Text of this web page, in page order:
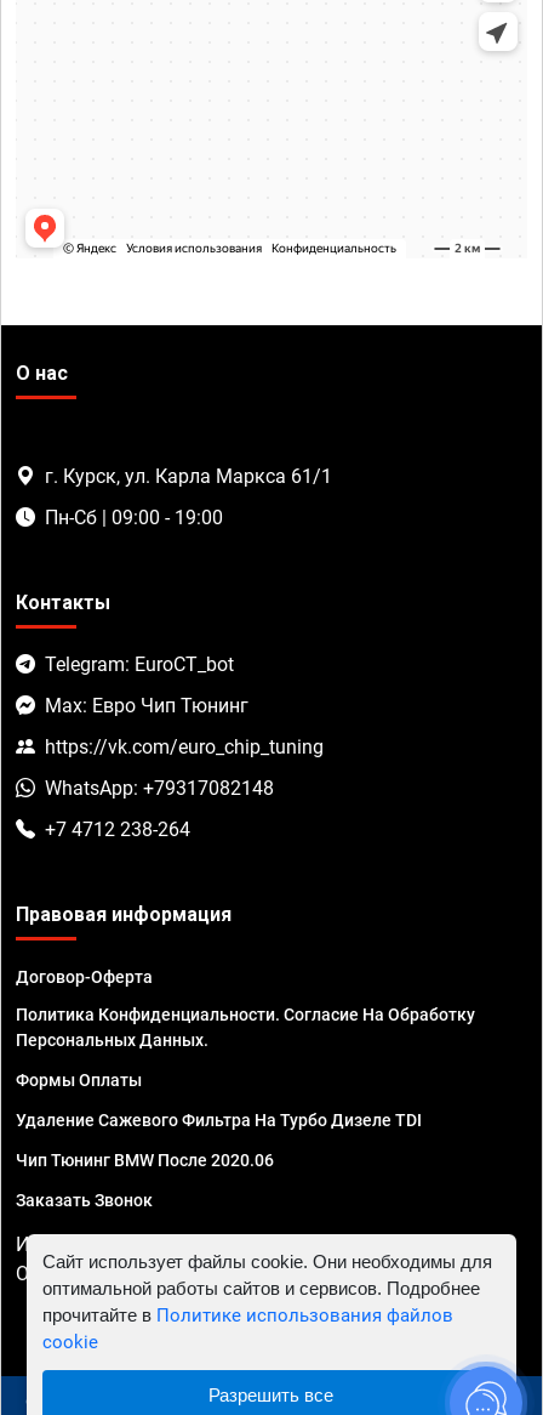
О нас
г. Курск, ул. Карла Маркса 61/1
Пн-Сб | 09:00 - 19:00
Контакты
Telegram: EuroCT_bot
Max: Евро Чип Тюнинг
https://vk.com/euro_chip_tuning
WhatsApp: +79317082148
+7 4712 238-264
Правовая информация
Договор-Оферта
Политика Конфиденциальности. Согласие На Обработку
Персональных Данных.
Формы Оплаты
Удаление Сажевого Фильтра На Турбо Дизеле TDI
Чип Тюнинг BMW После 2020.06
Заказать Звонок
ИП Смирнов Георгий Павлович. ИНН 781302555843,
ОГРНИП 324470400032610
© 2010 - 2026 Чип тюнинг в Курске - Автосервис "Евро
Сайт использует файлы cookie. Они необходимы для
оптимальной работы сайтов и сервисов. Подробнее
прочитайте в Политике использования файлов
cookie
Разрешить все